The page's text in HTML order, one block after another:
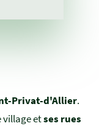
Privat-d'Allier.
village etses rues